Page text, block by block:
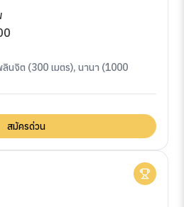
นจิต (300 เมตร), นานา (1000
สมัครด่วน